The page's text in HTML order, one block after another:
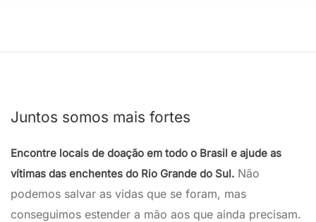
Juntos somos mais fortes
Encontre locais de doação em todo o Brasil e ajude as
vítimas das enchentes do Rio Grande do Sul. Não
podemos salvar as vidas que se foram, mas
conseguimos estender a mão aos que ainda precisam.